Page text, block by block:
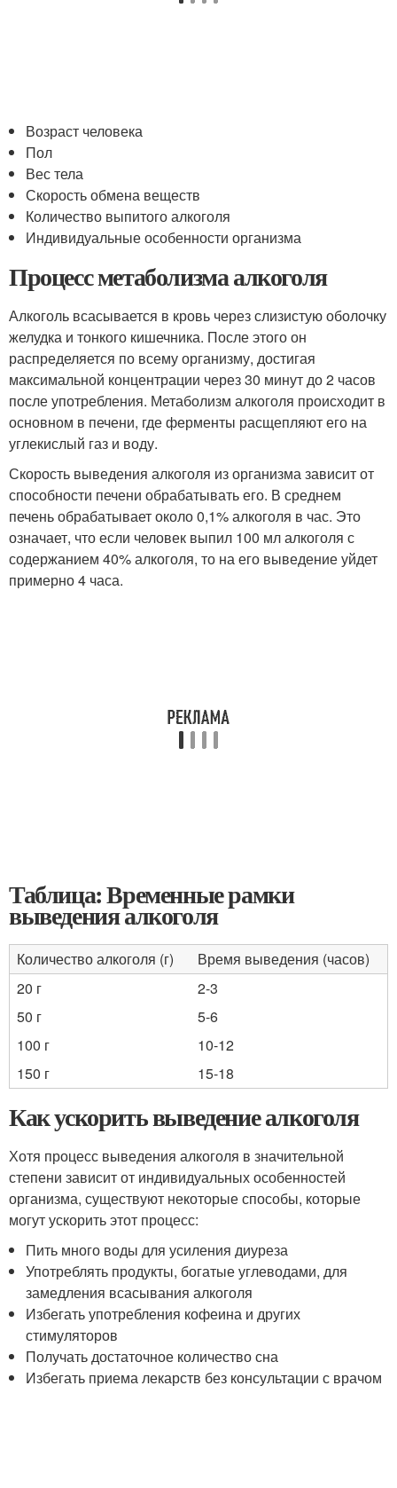
Возраст человека
Пол
Вес тела
Скорость обмена веществ
Количество выпитого алкоголя
Индивидуальные особенности организма
Процесс метаболизма алкоголя
Алкоголь всасывается в кровь через слизистую оболочку
желудка и тонкого кишечника. После этого он
распределяется по всему организму, достигая
максимальной концентрации через 30 минут до 2 часов
после употребления. Метаболизм алкоголя происходит в
основном в печени, где ферменты расщепляют его на
углекислый газ и воду.
Скорость выведения алкоголя из организма зависит от
способности печени обрабатывать его. В среднем
печень обрабатывает около 0,1% алкоголя в час. Это
означает, что если человек выпил 100 мл алкоголя с
содержанием 40% алкоголя, то на его выведение уйдет
примерно 4 часа.
Таблица: Временные рамки
выведения алкоголя
Количество алкоголя (г)
Время выведения (часов)
20 г
2-3
50 г
5-6
100 г
10-12
150 г
15-18
Как ускорить выведение алкоголя
Хотя процесс выведения алкоголя в значительной
степени зависит от индивидуальных особенностей
организма, существуют некоторые способы, которые
могут ускорить этот процесс:
Пить много воды для усиления диуреза
Употреблять продукты, богатые углеводами, для
замедления всасывания алкоголя
Избегать употребления кофеина и других
стимуляторов
Получать достаточное количество сна
Избегать приема лекарств без консультации с врачом